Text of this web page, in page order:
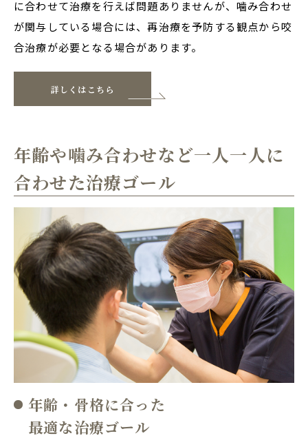
に合わせて治療を行えば問題ありませんが、噛み合わせ
が関与している場合には、再治療を予防する観点から咬
合治療が必要となる場合があります。
詳しくはこちら
年齢や噛み合わせなど一人一人に
合わせた治療ゴール
年齢・骨格に合った
最適な治療ゴール